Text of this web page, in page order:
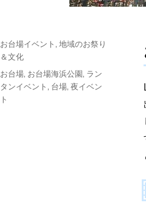
投
カ
テ
ゴ
リ
ー
お台場イベント , 地域のお祭り
＆文化
タ
グ
お台場, お台場海浜公園, ラン
タンイベント , 台場, 夜イベン
ト